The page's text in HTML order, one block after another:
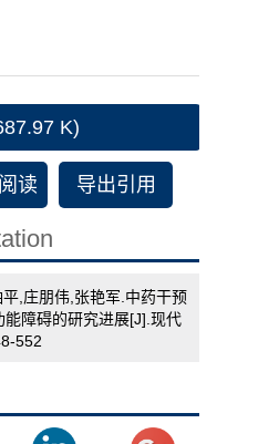
K)
读 导出引用
,庄朋伟,张艳军.中药干预
障碍的研究进展[J].现代
552